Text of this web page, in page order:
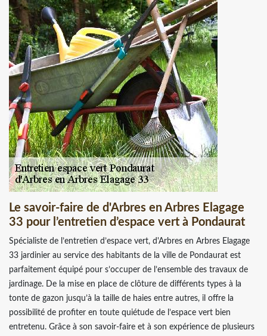
Le savoir-faire de d'Arbres en Arbres Elagage
33 pour l’entretien d’espace vert à Pondaurat
Spécialiste de l’entretien d’espace vert, d'Arbres en Arbres Elagage
33 jardinier au service des habitants de la ville de Pondaurat est
parfaitement équipé pour s’occuper de l’ensemble des travaux de
jardinage. De la mise en place de clôture de différents types à la
tonte de gazon jusqu’à la taille de haies entre autres, il offre la
possibilité de profiter en toute quiétude de l’espace vert bien
entretenu. Grâce à son savoir-faire et à son expérience de plusieurs